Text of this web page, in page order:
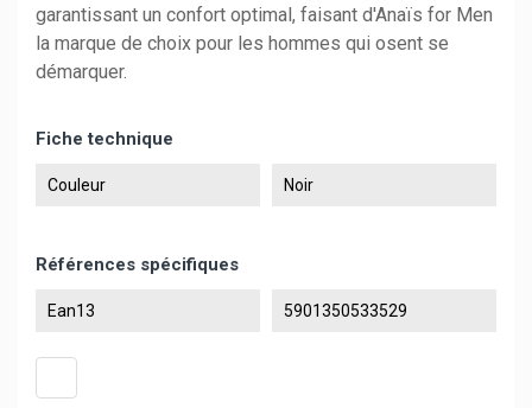
garantissant un confort optimal, faisant d'Anaïs for Men
la marque de choix pour les hommes qui osent se
démarquer.
Fiche technique
Couleur Noir
Références spécifiques
Ean13 5901350533529